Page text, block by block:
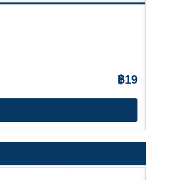
฿19